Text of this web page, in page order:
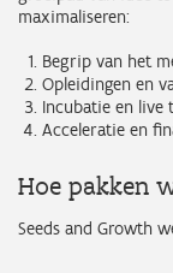
maximaliseren:
Begrip van het
Opleidingen en
Incubatie en live
Acceleratie en
Hoe pakken
Seeds and Growth